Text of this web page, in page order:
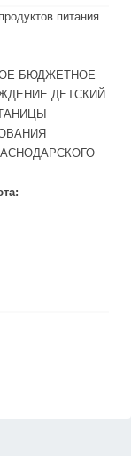
питания
БЮДЖЕТНОЕ
ДЕТСКИЙ